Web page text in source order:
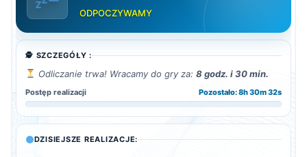
ODPOCZYWAMY
🕵️ SZCZEGÓŁY :
Odliczanie trwa! Wracamy do gry za: 8 godz. i 30 min.
Postęp realizacji Pozostało: 8h 30m 31s
DZISIEJSZE REALIZACJE: